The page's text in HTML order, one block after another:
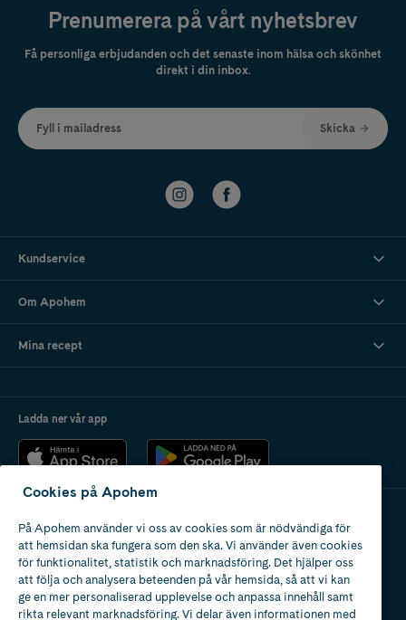
Prenumerera på vårt nyhetsbrev
Få personliga erbjudanden och det senaste inom hälsa och skönhet
direkt i din inbox.
Fyll i mailadress Skicka
Kundservice
Om Apohem
Mina recept
Ladda ner vår app
Apotek med tillstånd
av Läkemedelsverket
Cookies på Apohem
På Apohem använder vi oss av cookies som är nödvändiga för
att hemsidan ska fungera som den ska. Vi använder även cookies
för funktionalitet, statistik och marknadsföring. Det hjälper oss
att följa och analysera beteenden på vår hemsida, så att vi kan
ge en mer personaliserad upplevelse och anpassa innehåll samt
rikta relevant marknadsföring. Vi delar även informationen med